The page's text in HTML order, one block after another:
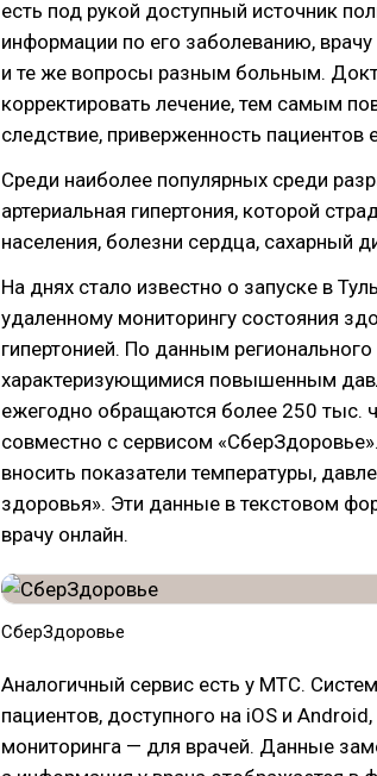
есть под рукой доступный источник
информации по его заболеванию, врачу
и те же вопросы разным больным.
корректировать лечение, тем самым
следствие, приверженность пациентов
Среди наиболее популярных среди
артериальная гипертония, которой
населения, болезни сердца, сахарный
На днях стало известно о запуске в
удаленному мониторингу состояния
гипертонией. По данным
характеризующимися повышенным
ежегодно обращаются более 250 тыс.
совместно с сервисом
вносить показатели температуры,
здоровья». Эти данные в текстовом
врачу онлайн.
СберЗдоровье
Аналогичный сервис есть у МТС.
пациентов, доступного на iOS и
мониторинга — для врачей. Данные